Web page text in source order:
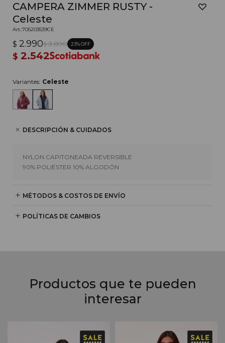
CAMPERA ZIMMER RUSTY -
Celeste
705203539CE
$ 2.990$ 3.890 23
$ 2.542
Variantes: Celeste
DESCRIPCIÓN & CUIDADOS
NYLON CAPITONEADA REVERSIBLE
90% POLIÉSTER 10% ALGODÓN
MÉTODOS & COSTOS DE ENVÍO
POLÍTICAS DE CAMBIOS
Productos que te pueden
interesar